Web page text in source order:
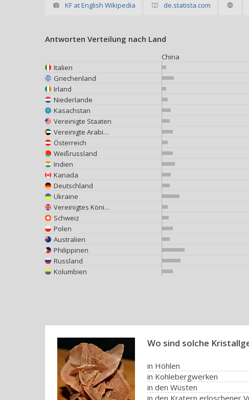
KF at English Wikipedia de.statista.com
Antworten Verteilung nach Land
China
Italien
Griechenland
Irland
Niederlande
Kasachstan
Vereinigte Staaten
Vereinigte Arabische Emirate
Österreich
Weißrussland
Indien
Kanada
Deutschland
Ukraine
Vereinigtes Königreich
Schweiz
Polen
Australien
Philippinen
Russland
Kolumbien
Wo sind solche
in Höhlen
in Kohlebergwerken
in den Wüsten
in den Kratern erloschener